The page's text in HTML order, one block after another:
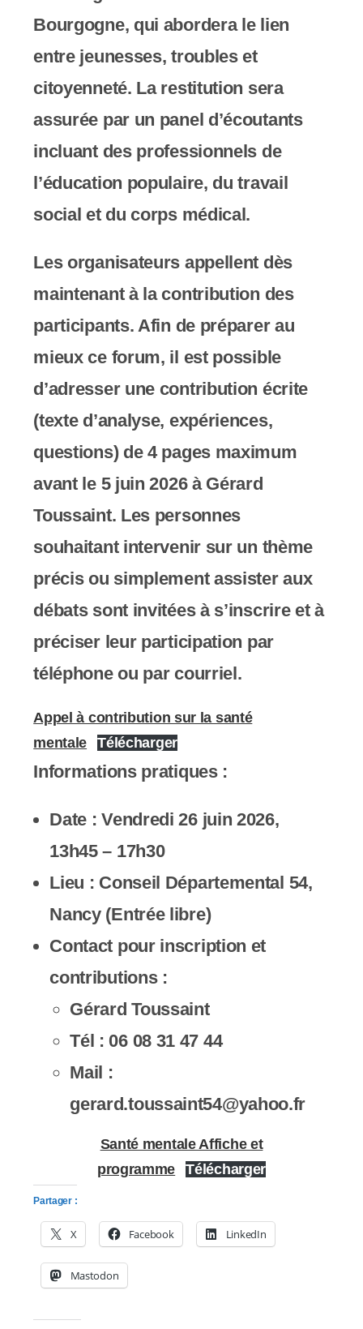
Bourgogne, qui abordera le lien
entre jeunesses, troubles et
citoyenneté. La restitution sera
assurée par un panel d’écoutants
incluant des professionnels de
l’éducation populaire, du travail
social et du corps médical.
Les organisateurs appellent dès
maintenant à la contribution des
participants. Afin de préparer au
mieux ce forum, il est possible
d’adresser une contribution écrite
(texte d’analyse, expériences,
questions) de 4 pages maximum
avant le 5 juin 2026 à Gérard
Toussaint. Les personnes
souhaitant intervenir sur un thème
précis ou simplement assister aux
débats sont invitées à s’inscrire et à
préciser leur participation par
téléphone ou par courriel.
Appel à contribution sur la santé
mentale
Télécharger
Informations pratiques :
Date : Vendredi 26 juin 2026,
13h45 – 17h30
Lieu : Conseil Départemental 54,
Nancy (Entrée libre)
Contact pour inscription et
contributions :
Gérard Toussaint
Tél : 06 08 31 47 44
Mail :
gerard.toussaint54@yahoo.fr
Santé mentale Affiche et
programme
Télécharger
Partager :
X Facebook LinkedIn
Mastodon